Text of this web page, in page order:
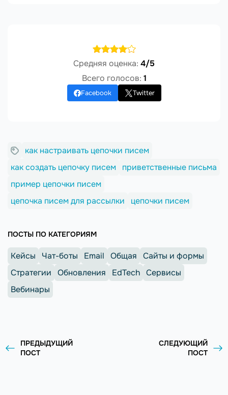
Средняя оценка: 4/5
Всего голосов: 1
Facebook Twitter
как настраивать цепочки писем
как создать цепочку писем
приветственные письма
пример цепочки писем
цепочка писем для рассылки
цепочки писем
ПОСТЫ ПО КАТЕГОРИЯМ
Кейсы Чат-боты Email Общая
Сайты и формы
Стратегии
Обновления EdTech Сервисы
Вебинары
ПРЕДЫДУЩИЙ
ПОСТ
СЛЕДУЮЩИЙ
ПОСТ